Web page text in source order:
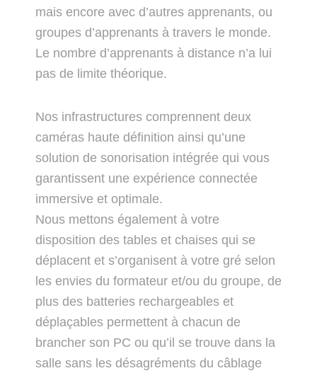
mais encore avec d’autres apprenants, ou
groupes d’apprenants à travers le monde.
Le nombre d’apprenants à distance n’a lui
pas de limite théorique.
Nos infrastructures comprennent deux
caméras haute définition ainsi qu’une
solution de sonorisation intégrée qui vous
garantissent une expérience connectée
immersive et optimale.
Nous mettons également à votre
disposition des tables et chaises qui se
déplacent et s’organisent à votre gré selon
les envies du formateur et/ou du groupe, de
plus des batteries rechargeables et
déplaçables permettent à chacun de
brancher son PC ou qu’il se trouve dans la
salle sans les désagréments du câblage